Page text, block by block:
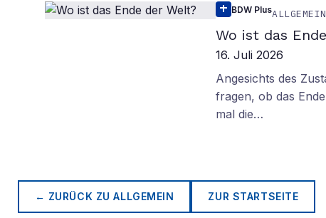
BDW PlusALLGEMEIN
Wo ist das
16. Juli 2026
Angesichts des
fragen, ob das
mal die…
← ZURÜCK ZUALLGEMEIN ZUR STARTSEITE